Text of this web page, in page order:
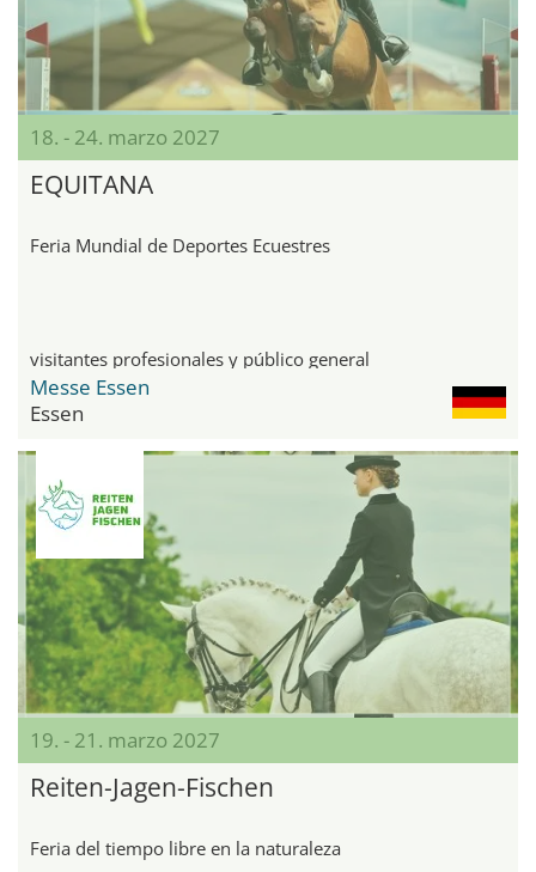
18. - 24. marzo 2027
EQUITANA
Feria Mundial de Deportes Ecuestres
visitantes profesionales y público general
Messe Essen
Essen
19. - 21. marzo 2027
Reiten-Jagen-Fischen
Feria del tiempo libre en la naturaleza